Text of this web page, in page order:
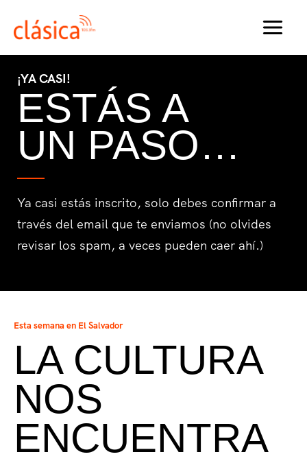
¡YA CASI!
ESTÁS A
UN PASO…
Ya casi estás inscrito, solo debes confirmar a
través del email que te enviamos (no olvides
revisar los spam, a veces pueden caer ahí.)
Esta semana en El Salvador
LA CULTURA
NOS
ENCUENTRA